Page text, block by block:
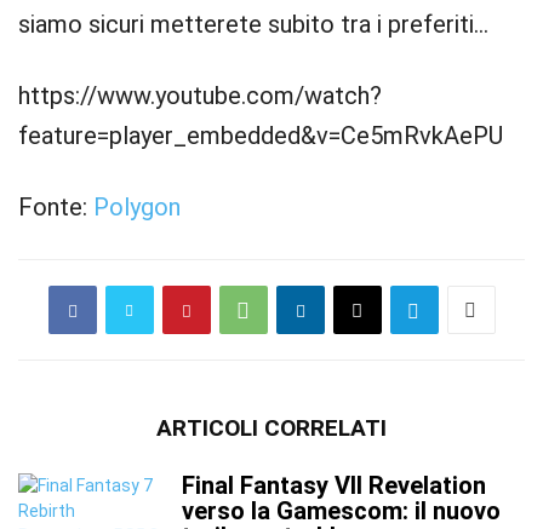
siamo sicuri metterete subito tra i preferiti…
https://www.youtube.com/watch?
feature=player_embedded&v=Ce5mRvkAePU
Fonte: Polygon
ARTICOLI CORRELATI
Final Fantasy VII Revelation
verso la Gamescom: il nuovo